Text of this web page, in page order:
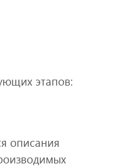
этапов:
описания